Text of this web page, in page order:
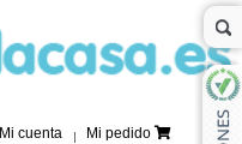
Mi cuenta Mi pedido